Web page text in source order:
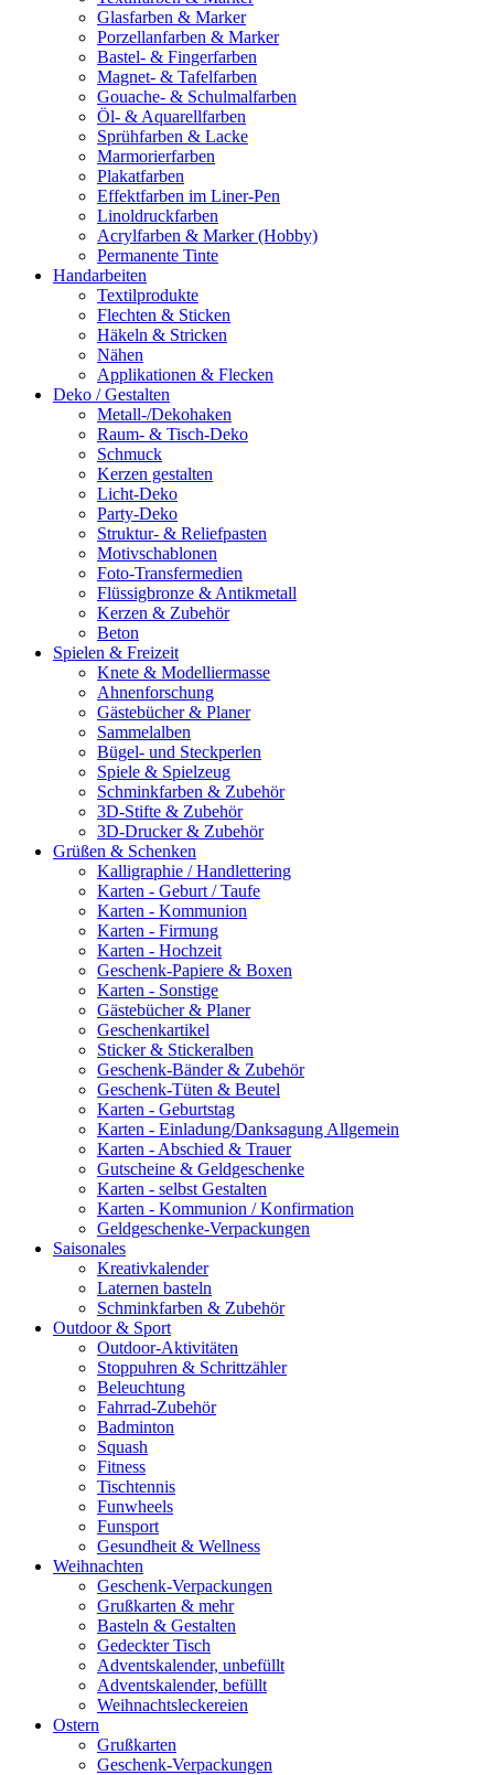
Glasfarben & Marker
Porzellanfarben & Marker
Bastel- & Fingerfarben
Magnet- & Tafelfarben
Gouache- & Schulmalfarben
Öl- & Aquarellfarben
Sprühfarben & Lacke
Marmorierfarben
Plakatfarben
Effektfarben im Liner-Pen
Linoldruckfarben
Acrylfarben & Marker (Hobby)
Permanente Tinte
Handarbeiten
Textilprodukte
Flechten & Sticken
Häkeln & Stricken
Nähen
Applikationen & Flecken
Deko / Gestalten
Metall-/Dekohaken
Raum- & Tisch-Deko
Schmuck
Kerzen gestalten
Licht-Deko
Party-Deko
Struktur- & Reliefpasten
Motivschablonen
Foto-Transfermedien
Flüssigbronze & Antikmetall
Kerzen & Zubehör
Beton
Spielen & Freizeit
Knete & Modelliermasse
Ahnenforschung
Gästebücher & Planer
Sammelalben
Bügel- und Steckperlen
Spiele & Spielzeug
Schminkfarben & Zubehör
3D-Stifte & Zubehör
3D-Drucker & Zubehör
Grüßen & Schenken
Kalligraphie / Handlettering
Karten - Geburt / Taufe
Karten - Kommunion
Karten - Firmung
Karten - Hochzeit
Geschenk-Papiere & Boxen
Karten - Sonstige
Gästebücher & Planer
Geschenkartikel
Sticker & Stickeralben
Geschenk-Bänder & Zubehör
Geschenk-Tüten & Beutel
Karten - Geburtstag
Karten - Einladung/Danksagung Allgemein
Karten - Abschied & Trauer
Gutscheine & Geldgeschenke
Karten - selbst Gestalten
Karten - Kommunion / Konfirmation
Geldgeschenke-Verpackungen
Saisonales
Kreativkalender
Laternen basteln
Schminkfarben & Zubehör
Outdoor & Sport
Outdoor-Aktivitäten
Stoppuhren & Schrittzähler
Beleuchtung
Fahrrad-Zubehör
Badminton
Squash
Fitness
Tischtennis
Funwheels
Funsport
Gesundheit & Wellness
Weihnachten
Geschenk-Verpackungen
Grußkarten & mehr
Basteln & Gestalten
Gedeckter Tisch
Adventskalender, unbefüllt
Adventskalender, befüllt
Weihnachtsleckereien
Ostern
Grußkarten
Geschenk-Verpackungen